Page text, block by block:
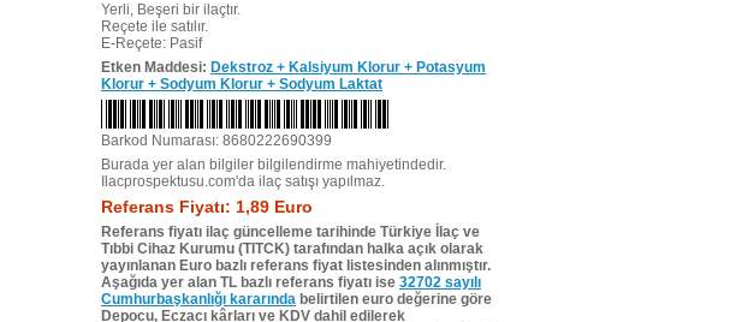
Yerli, Beşeri bir ilaçtır.
Reçete ile satılır.
E-Reçete: Pasif
Etken Maddesi: Dekstroz + Kalsiyum Klorur + Potasyum
Klorur + Sodyum Klorur + Sodyum Laktat
Barkod Numarası: 8680222690399
Burada yer alan bilgiler bilgilendirme mahiyetindedir.
Ilacprospektusu.com'da ilaç satışı yapılmaz.
Referans Fiyatı: 1,89 Euro
Referans fiyatı ilaç güncelleme tarihinde Türkiye İlaç ve
Tıbbi Cihaz Kurumu (TITCK) tarafından halka açık olarak
yayınlanan Euro bazlı referans fiyat listesinden alınmıştır.
Aşağıda yer alan TL bazlı referans fiyatı ise 32702 sayılı
Cumhurbaşkanlığı kararında belirtilen euro değerine göre
Depocu, Eczacı kârları ve KDV dahil edilerek